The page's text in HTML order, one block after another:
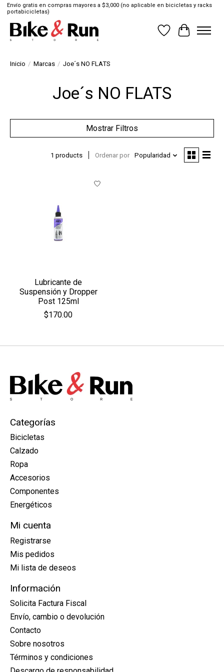
Envío gratis en compras mayores a $3,000 (no aplicable en bicicletas y racks
portabicicletas)
Lista de deseos
Cesta
Inicio / Marcas / Joe´s NO FLATS
Joe´s NO FLATS
Mostrar Filtros
1 products Ordenar por Popularidad
Lubricante de
Suspensión y Dropper
Post 125ml
$170.00
Categorías
Bicicletas
Calzado
Ropa
Accesorios
Componentes
Energéticos
Mi cuenta
Registrarse
Mis pedidos
Mi lista de deseos
Información
Solicita Factura Fiscal
Envío, cambio o devolución
Contacto
Sobre nosotros
Términos y condiciones